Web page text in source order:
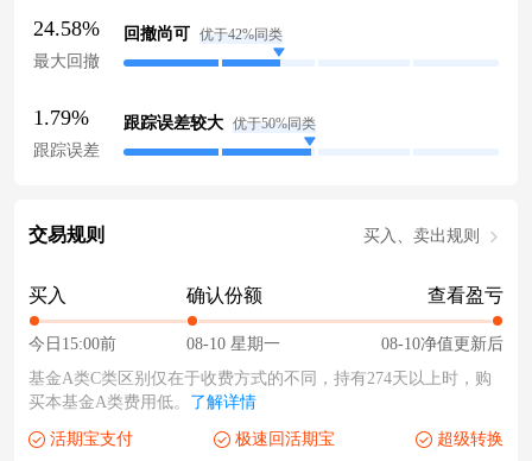
24.58%
最大回撤
回撤尚可 优于42%同类
1.79%
跟踪误差
跟踪误差较大 优于50%同类
交易规则 买入、卖出规则
买入
今日15:00前
确认份额
08-10 星期一
查看盈亏
08-10净值更新后
基金A类C类区别仅在于收费方式的不同，持有274天以上时，购
买本基金A类费用低。 了解详情
活期宝支付 极速回活期宝 超级转换